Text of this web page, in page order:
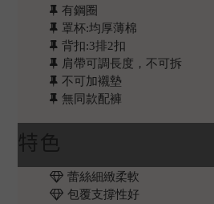
有鋼圈
罩杯:均厚薄棉
背扣:3排2扣
肩帶可調長度，不可拆
不可加襯墊
無同款配褲
特色
蕾絲細緻柔軟
包覆支撐性好